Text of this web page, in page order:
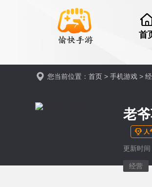
首
您当前位置： 首页 > 手机游戏 >
老
人
更新时
经营